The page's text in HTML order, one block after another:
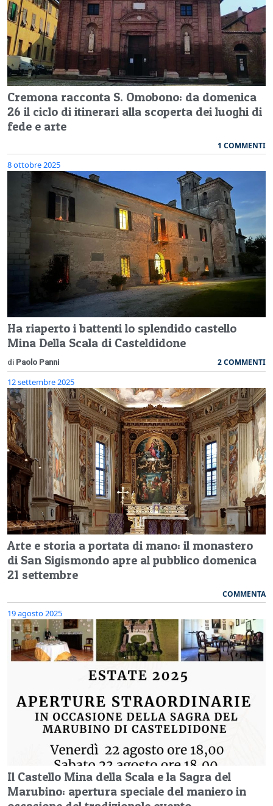
Cremona racconta S. Omobono: da domenica
26 il ciclo di itinerari alla scoperta dei luoghi di
fede e arte
1 COMMENTI
8 ottobre 2025
Ha riaperto i battenti lo splendido castello
Mina Della Scala di Casteldidone
di Paolo Panni 2 COMMENTI
12 settembre 2025
Arte e storia a portata di mano: il monastero
di San Sigismondo apre al pubblico domenica
21 settembre
COMMENTA
19 agosto 2025
Il Castello Mina della Scala e la Sagra del
Marubino: apertura speciale del maniero in